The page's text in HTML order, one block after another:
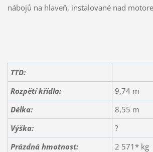
nábojů na hlaveň, instalované nad
TTD:
Rozpětí křídla:
9,74 m
Délka:
8,55 m
Výška:
?
Prázdná hmotnost:
2 571* kg